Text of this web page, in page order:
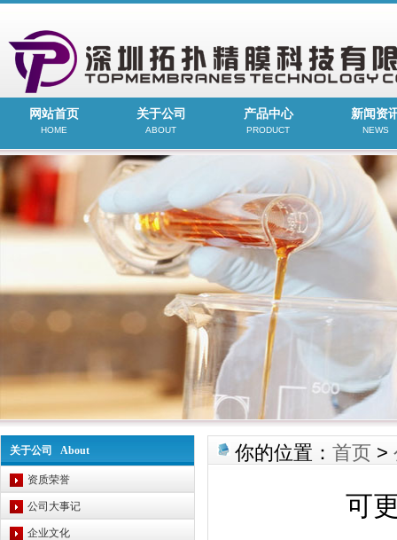
网站首页
HOME
关于公司
ABOUT
产品中心
PRODUCT
新闻资
NEWS
关于公司 About
资质荣誉
公司大事记
企业文化
你的位置： 首页 >
可